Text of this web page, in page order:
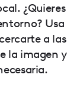
a
la imagen